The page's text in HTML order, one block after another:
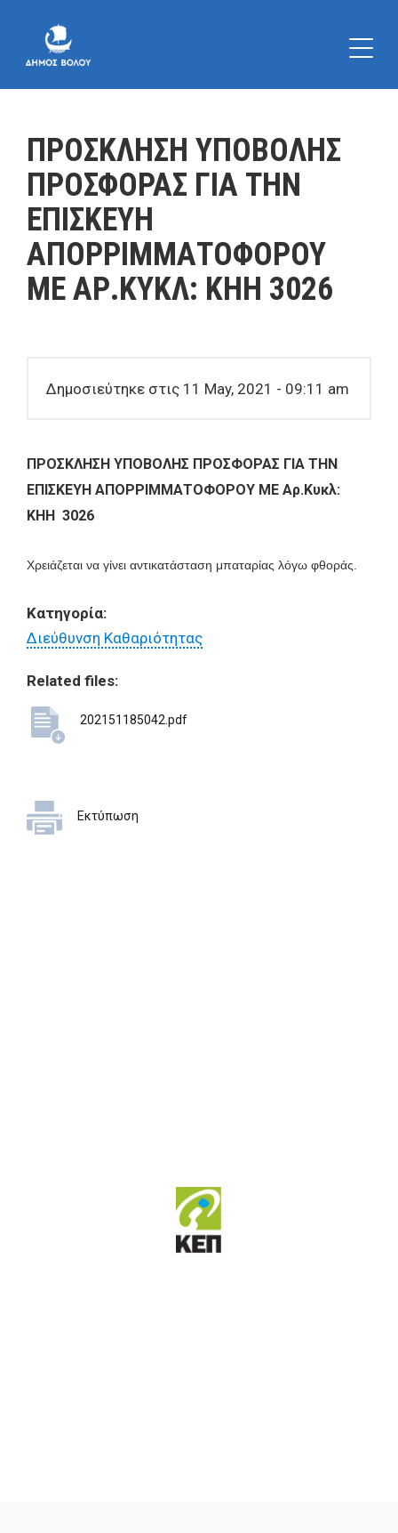
ΠΡΟΣΚΛΗΣΗ ΥΠΟΒΟΛΗΣ
ΠΡΟΣΦΟΡΑΣ ΓΙΑ ΤΗΝ
ΕΠΙΣΚΕΥΗ
ΑΠΟΡΡΙΜΜΑΤΟΦΟΡΟΥ
ΜΕ ΑΡ.ΚΥΚΛ: ΚΗΗ 3026
Δημοσιεύτηκε στις 11 May, 2021 - 09:11 am
ΠΡΟΣΚΛΗΣΗ ΥΠΟΒΟΛΗΣ ΠΡΟΣΦΟΡΑΣ ΓΙΑ ΤΗΝ
ΕΠΙΣΚΕΥΗ ΑΠΟΡΡΙΜΜΑΤΟΦΟΡΟΥ ΜΕ Αρ.Κυκλ:
ΚΗΗ 3026
Χρειάζεται να γίνει αντικατάσταση μπαταρίας λόγω φθοράς.
Κατηγορία:
Διεύθυνση Καθαριότητας
Related files:
202151185042.pdf
Εκτύπωση